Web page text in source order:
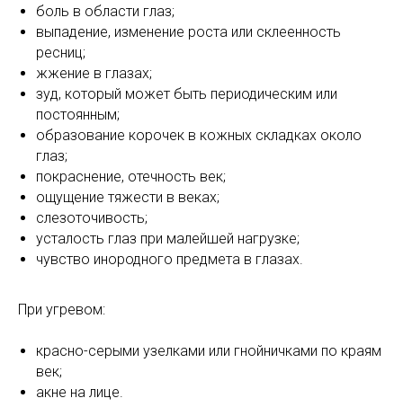
боль в области глаз;
выпадение, изменение роста или склеенность
ресниц;
жжение в глазах;
зуд, который может быть периодическим или
постоянным;
образование корочек в кожных складках около
глаз;
покраснение, отечность век;
ощущение тяжести в веках;
слезоточивость;
усталость глаз при малейшей нагрузке;
чувство инородного предмета в глазах.
При угревом:
красно-серыми узелками или гнойничками по краям
век;
акне на лице.